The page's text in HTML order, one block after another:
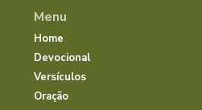
Menu
Home
Devocional
Versículos
Oração